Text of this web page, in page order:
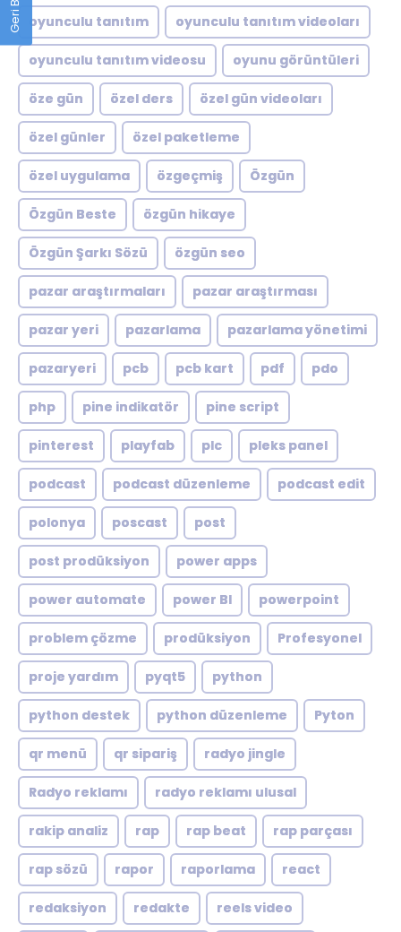
oyunculu tanıtım oyunculu tanıtım videoları
oyunculu tanıtım videosu oyunu görüntüleri
öze gün özel ders özel gün videoları
özel günler özel paketleme
özel uygulama özgeçmiş Özgün
Özgün Beste özgün hikaye
Özgün Şarkı Sözü özgün seo
pazar araştırmaları pazar araştırması
pazar yeri pazarlama pazarlama yönetimi
pazaryeri pcb pcb kart pdf pdo
php pine indikatör pine script
pinterest playfab plc pleks panel
podcast podcast düzenleme podcast edit
polonya poscast post
post prodüksiyon power apps
power automate power BI powerpoint
problem çözme prodüksiyon Profesyonel
proje yardım pyqt5 python
python destek python düzenleme Pyton
qr menü qr sipariş radyo jingle
Radyo reklamı radyo reklamı ulusal
rakip analiz rap rap beat rap parçası
rap sözü rapor raporlama react
redaksiyon redakte reels video